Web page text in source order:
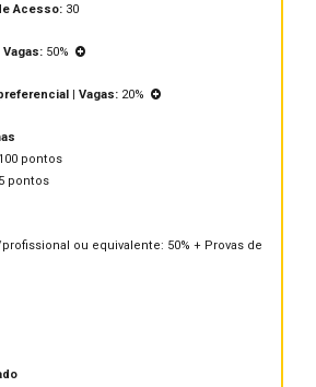
Acesso: 30
50%
| Vagas: 20%
pontos
pontos
ou equivalente: 50% + Provas de